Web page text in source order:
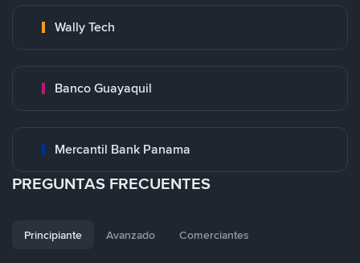
Wally Tech
Banco Guayaquil
Mercantil Bank Panama
PREGUNTAS FRECUENTES
Principiante Avanzado Comerciantes